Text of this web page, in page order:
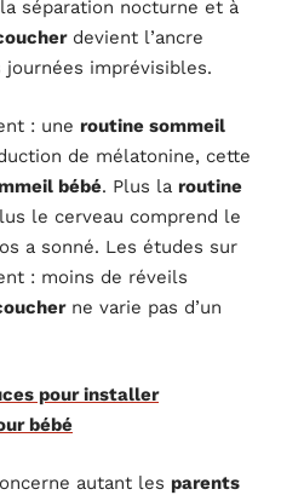
séparation nocturne et à
devient l’ancre
imprévisibles.
: une routine sommeil
de mélatonine, cette
bébé. Plus la routine
le cerveau comprend le
a sonné. Les études sur
: moins de réveils
ne varie pas d’un
pour installer
bébé
autant les parents